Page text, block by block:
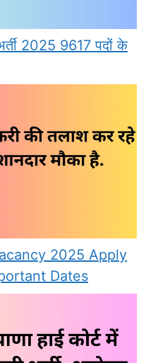
2025 9617 पदों के
2025 Apply
Dates